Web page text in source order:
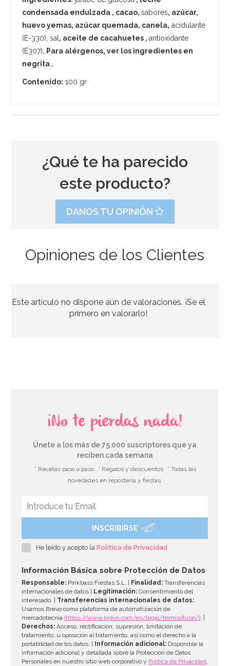
condensada endulzada , cacao,sabores, azúcar,
huevoyemas, azúcar quemada, canela, acidulante
(E-330), sal , aceite de cacahuetes ,antioxidante
(E307). Para alérgenos, ver los ingredientes en
negrita .
Contenido: 100 gr
¿Qué te ha parecido
este producto?
DANOS TU OPINIÓN
Opiniones de los Clientes
Este artículo no dispone aún de valoraciones. ¡Se el
primero en valorarlo!
¡No te pierdas nada!
Únete a los más de 75.000 suscriptores que ya
reciben cada semana
* Recetas paso a paso * Regalos y descuentos
* Todas las
novedades en repostería y fiestas
INSCRIBIRSE
He leído y acepto laPolítica de Privacidad
Información Básica sobre Protección de Datos
Responsable: Pinkbass Fiestas S.L. | Finalidad: Transferencias
internacionales de datos |
Legitimación: Consentimiento del
interesado. | Transferencias internacionales de datos:
Usamos Brevo como plataforma de automatización de
mercadotecnia(https://www.brevo.com/es/legal/termsofuse/). |
Derechos: Acceso, rectificación, supresión, limitación de
tratamiento, u oposición al tratamiento, así como el derecho a la
portabilidad de los datos. |
Información adicional: Disponible la
información adicional y detallada sobre la Protección de Datos
Personales en nuestro sitio web corporativo y Política de Privacidad.